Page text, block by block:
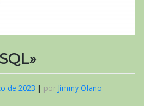
de 2023 | por Jimmy Olano